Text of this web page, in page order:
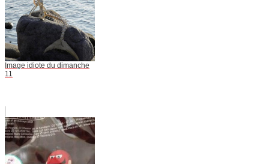
Image idiote du dimanche
11